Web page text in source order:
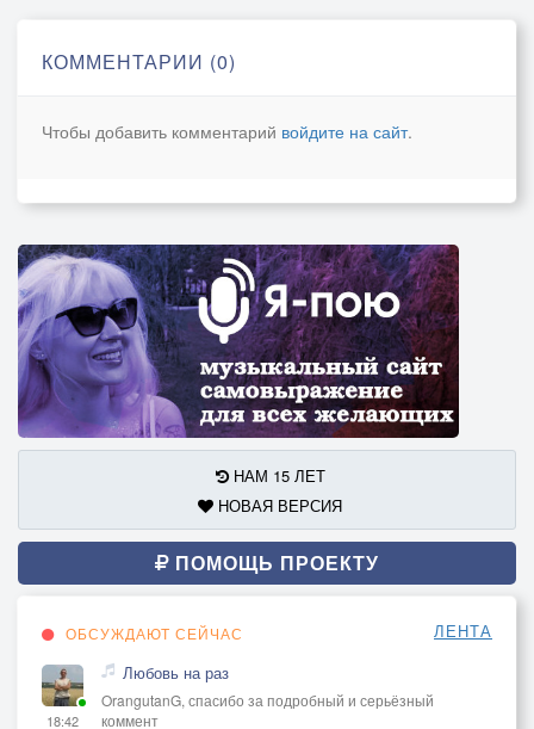
Как цепные псы Россию облаивают.
Знаю, только, крепче семени нет!
Господин Великий Русский Народ!!!
КОММЕНТАРИИ (0)
Чтобы добавить комментарий войдите на сайт.
НАМ 15 ЛЕТ
НОВАЯ ВЕРСИЯ
ПОМОЩЬ ПРОЕКТУ
ОБСУЖДАЮТ СЕЙЧАС ЛЕНТА
18:42
Любовь на раз
OrangutanG, спасибо за подробный и серьёзный
коммент